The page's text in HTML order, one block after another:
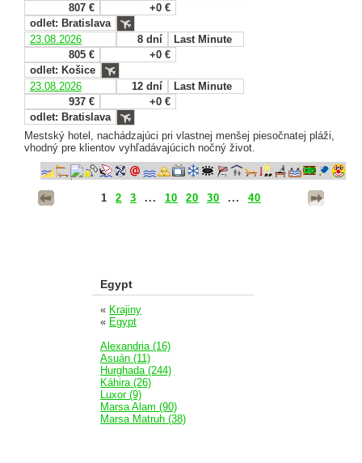
807 €
+0 €
odlet: Bratislava
23.08.2026
8 dní
Last Minute
805 €
+0 €
odlet: Košice
23.08.2026
12 dní
Last Minute
937 €
+0 €
odlet: Bratislava
Mestský hotel, nachádzajúci pri vlastnej menšej piesočnatej pláži,
vhodný pre klientov vyhľadávajúcich nočný život.
1 2 3 ... 10 20 30 ... 40
Egypt
« Krajiny
« Egypt
Alexandria (16)
Asuán (11)
Hurghada (244)
Káhira (26)
Luxor (9)
Marsa Alam (90)
Marsa Matruh (38)